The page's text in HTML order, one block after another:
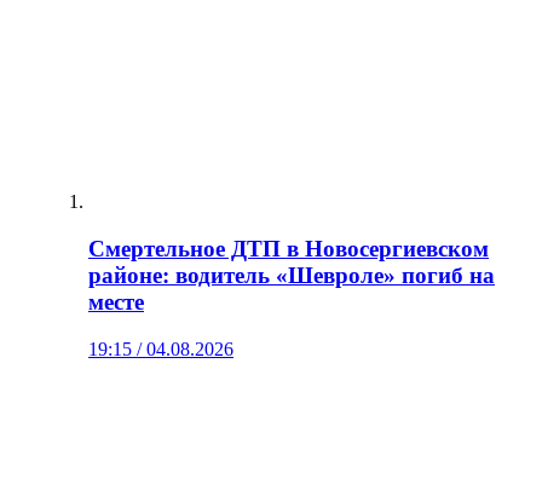
Смертельное ДТП в Новосергиевском
районе: водитель «Шевроле» погиб на
месте
19:15 / 04.08.2026